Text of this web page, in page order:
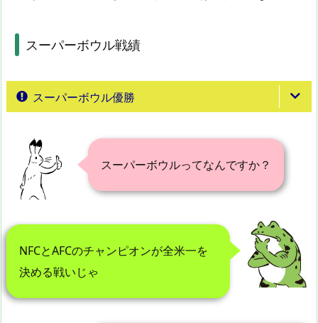
スーパーボウル戦績
スーパーボウル優勝
スーパーボウルってなんですか？
NFCとAFCのチャンピオンが全米一を
決める戦いじゃ